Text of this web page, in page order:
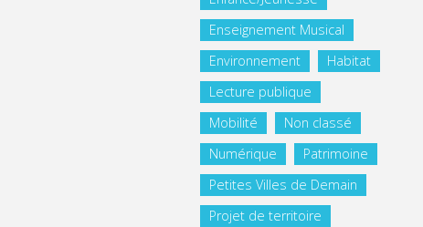
Enseignement Musical
Environnement
Habitat
Lecture publique
Mobilité
Non classé
Numérique
Patrimoine
Petites Villes de Demain
Projet de territoire